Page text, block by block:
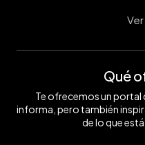
Qué
Te ofrecemos un
informa, pero también
de lo que